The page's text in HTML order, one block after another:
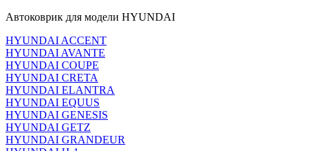
Автоковрик для модели HYUNDAI
HYUNDAI ACCENT
HYUNDAI AVANTE
HYUNDAI COUPE
HYUNDAI CRETA
HYUNDAI ELANTRA
HYUNDAI EQUUS
HYUNDAI GENESIS
HYUNDAI GETZ
HYUNDAI GRANDEUR